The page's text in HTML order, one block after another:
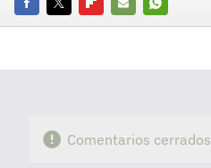
FacebookTwitterFlipboard
E-
Whatsapp
Comentarios cerrados